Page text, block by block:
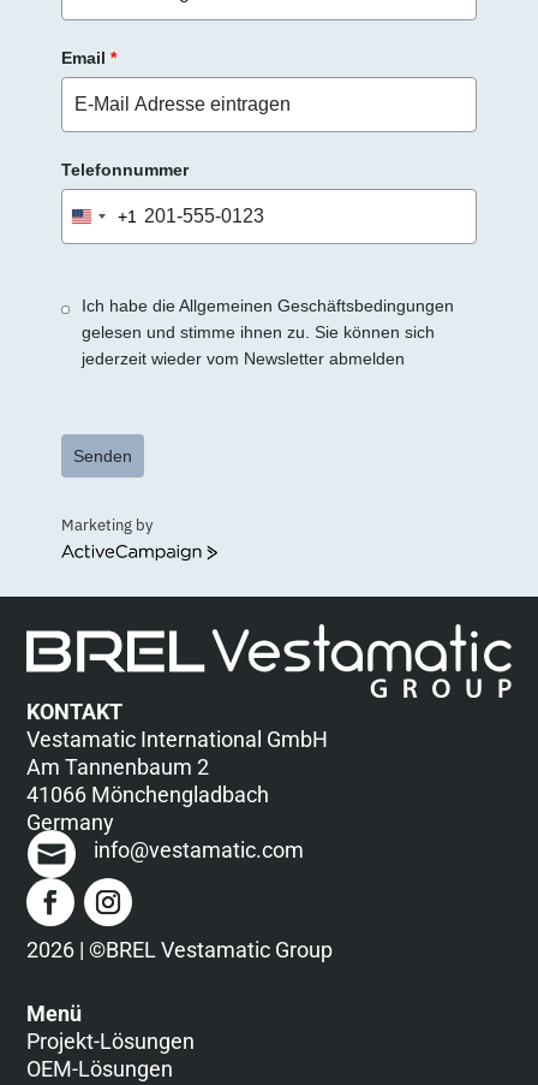
Email *
Telefonnummer
United
States
+1
Ich habe die Allgemeinen Geschäftsbedingungen
gelesen und stimme ihnen zu. Sie können sich
jederzeit wieder vom Newsletter abmelden
Senden
Marketing by
ActiveCampaign
KONTAKT
Vestamatic International GmbH
Am Tannenbaum 2
41066 Mönchengladbach
Germany
info@vestamatic.com
2026 | ©BREL Vestamatic Group
Menü
Projekt-Lösungen
OEM-Lösungen